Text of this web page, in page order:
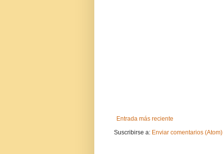
Entrada más reciente
Suscribirse a: Enviar comentarios (Atom)